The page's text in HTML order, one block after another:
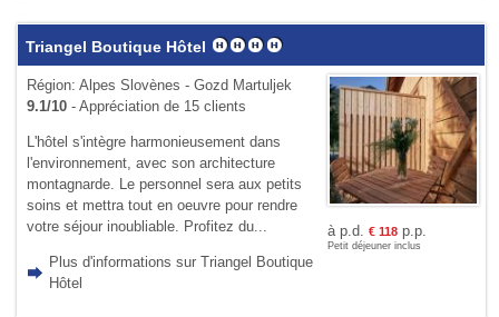
Triangel Boutique Hôtel
Région: Alpes Slovènes - Gozd Martuljek
9.1/10- Appréciation de 15 clients
L'hôtel s'intègre harmonieusement dans
l'environnement, avec son architecture
montagnarde. Le personnel sera aux petits
soins et mettra tout en oeuvre pour rendre
votre séjour inoubliable. Profitez du...
Plus d'informations sur Triangel Boutique
Hôtel
à p.d. € 118p.p.
Petit déjeuner inclus